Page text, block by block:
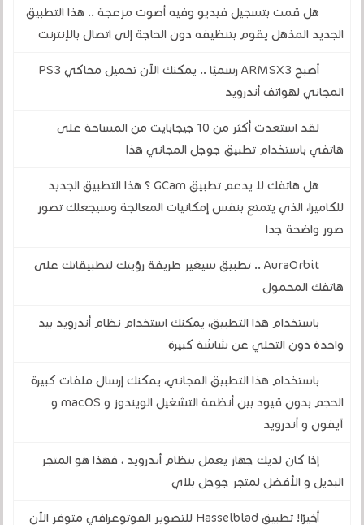
هل قمت بتسجيل فيديو وفيه أصوت مزعجة .. هذا التطبيق
الجديد المذهل يقوم بتنظيفه دون الحاجة إلى اتصال بالإنترنت
أصبح ARMSX3 رسميًا .. يمكنك الآن تحميل محاكي PS3
المجاني لهواتف أندرويد
لقد استعدت أكثر من 10 جيجابايت من المساحة على
هاتفي باستخدام تطبيق جوجل المجاني هذا
هل هاتفك لا يدعم تطبيق GCam ؟ هذا التطبيق الجديد
للكاميرا، الذي يتمتع بنفس إمكانيات المعالجة وسيجعلك تصور
صور واضحة جدا
AuraOrbit .. تطبيق سيغير طريقة رؤيتك لتطبيقاتك على
هاتفك المحمول
باستخدام هذا التطبيق، يمكنك استخدام نظام أندرويد بيد
واحدة دون التخلي عن شاشة كبيرة
باستخدام هذا التطبيق المجاني، يمكنك إرسال ملفات كبيرة
الحجم بدون قيود بين أنظمة التشغيل الويندوز و macOS و
آيفون و أندرويد
إذا كان لديك جهاز يعمل بنظام أندرويد ، فهذا هو المتجر
البديل و الأفضل لمتجر جوجل بلاي
أخيرًا! تطبيق Hasselblad للتصوير الفوتوغرافي متوفر الآن